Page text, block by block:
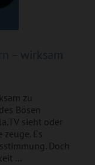
– wirksam
zu
Bösen
sieht oder
Es
Doch
...